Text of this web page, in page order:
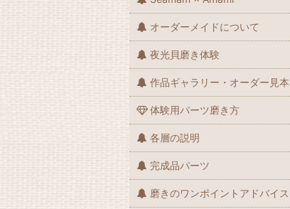
オーダーメイドについて
夜光貝磨き体験
作品ギャラリー・オーダー見本
体験用パーツ磨き方
各層の説明
完成品パーツ
磨きのワンポイントアドバイス